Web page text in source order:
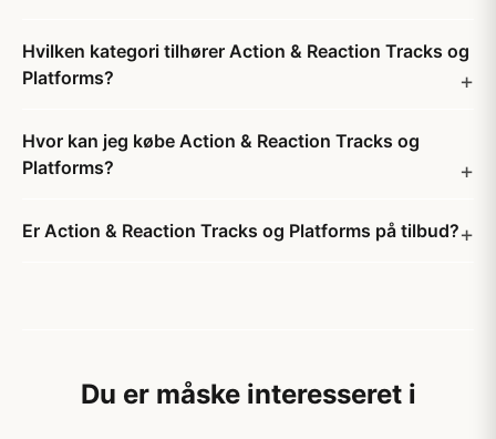
Hvilken kategori tilhører Action & Reaction Tracks og
Platforms?
Hvor kan jeg købe Action & Reaction Tracks og
Platforms?
Er Action & Reaction Tracks og Platforms på tilbud?
Du er måske interesseret i